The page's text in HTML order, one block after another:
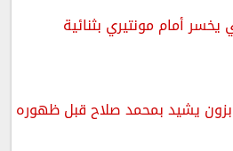
يخسر أمام مونتيري بثنائية
يشيد بمحمد صلاح قبل ظهوره